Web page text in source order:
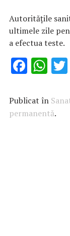
Autorităţile
ultimele zile
a efectua teste.
F
e
b
W
at
s
Publicat în
permanentă.